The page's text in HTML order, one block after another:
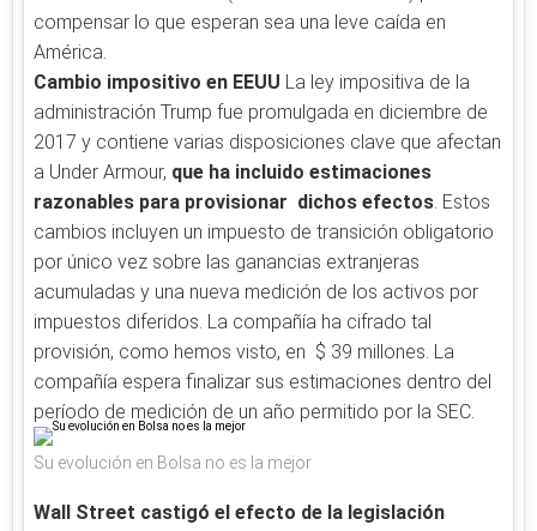
compensar lo que esperan sea una leve caída en
América.
Cambio impositivo en EEUU La ley impositiva de la
administración Trump fue promulgada en diciembre de
2017 y contiene varias disposiciones clave que afectan
a Under Armour, que ha incluido estimaciones
razonables para provisionar dichos efectos. Estos
cambios incluyen un impuesto de transición obligatorio
por único vez sobre las ganancias extranjeras
acumuladas y una nueva medición de los activos por
impuestos diferidos. La compañía ha cifrado tal
provisión, como hemos visto, en $ 39 millones. La
compañía espera finalizar sus estimaciones dentro del
período de medición de un año permitido por la SEC.
Su evolución en Bolsa no es la mejor
Wall Street castigó el efecto de la legislación